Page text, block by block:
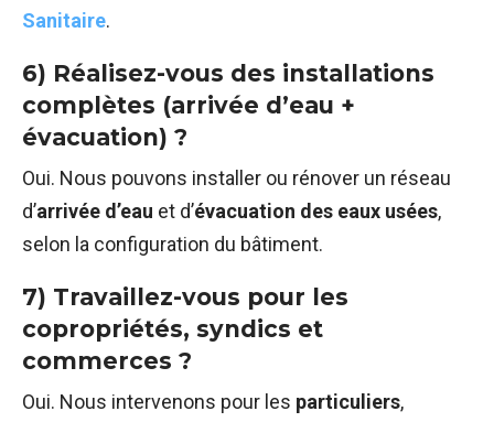
Sanitaire.
6) Réalisez-vous des installations
complètes (arrivée d’eau +
évacuation) ?
Oui. Nous pouvons installer ou rénover un réseau
d’arrivée d’eau et d’évacuation des eaux usées,
selon la configuration du bâtiment.
7) Travaillez-vous pour les
copropriétés, syndics et
commerces ?
Oui. Nous intervenons pour les particuliers,